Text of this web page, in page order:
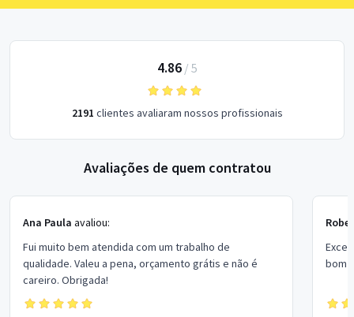
4.86/ 5
2191 clientes avaliaram nossos profissionais
Avaliações de quem contratou
Ana Paula avaliou:
Fui muito bem atendida com um trabalho de
qualidade. Valeu a pena, orçamento grátis e não é
careiro. Obrigada!
bom